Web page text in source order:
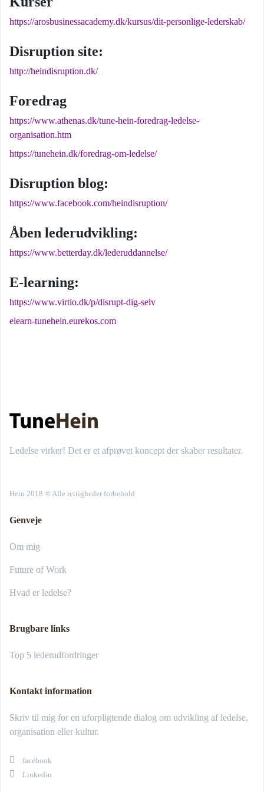
https://arosbusinessacademy.dk/kursus/dit-personlige-lederskab/
Disruption site:
http://heindisruption.dk/
Foredrag
https://www.athenas.dk/tune-hein-foredrag-ledelse-
organisation.htm
https://tunehein.dk/foredrag-om-ledelse/
Disruption blog:
https://www.facebook.com/heindisruption/
Åben lederudvikling:
https://www.betterday.dk/lederuddannelse/
E-learning:
https://www.virtio.dk/p/disrupt-dig-selv
elearn-tunehein.eurekos.com
Ledelse virker! Det er et afprøvet koncept der skaber resultater.
Hein 2018 © Alle rettigheder forbehold
Genveje
Om mig
Future of Work
Hvad er ledelse?
Brugbare links
Top 5 lederudfordringer
Kontakt information
Skriv til mig for en uforpligtende dialog om udvikling af ledelse,
organisation eller kultur.
facebook
Linkedin